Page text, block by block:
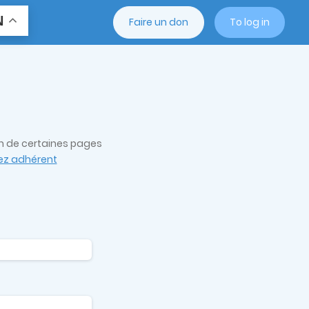
Faire un don To log in
de certaines pages
adhérent